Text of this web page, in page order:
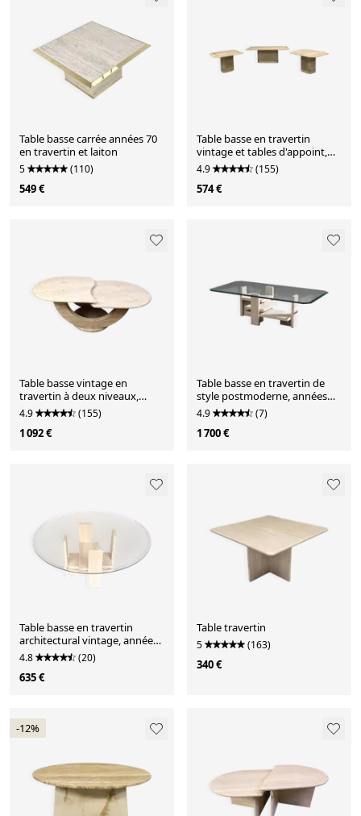
Table basse carrée années 70
en travertin et laiton
5 (110)
549 €
Table basse en travertin
vintage et tables d'appoint,
années 1980
4.9 (155)
574 €
Table basse vintage en
travertin à deux niveaux,
années 1970
4.9 (155)
1 092 €
Table basse en travertin de
style postmoderne, années
1970
4.9 (7)
1 700 €
Table basse en travertin
architectural vintage, années
1970.
4.8 (20)
635 €
Table travertin
5 (163)
340 €
-12%